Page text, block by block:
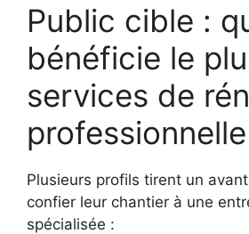
Public cible :
bénéficie le
services de
professionnelle
Plusieurs profils tirent un
confier leur chantier à une
spécialisée :